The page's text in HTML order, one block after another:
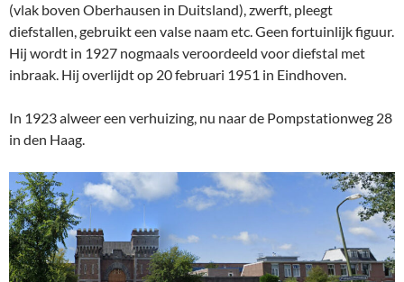
(vlak boven Oberhausen in Duitsland), zwerft, pleegt
diefstallen, gebruikt een valse naam etc. Geen fortuinlijk figuur.
Hij wordt in 1927 nogmaals veroordeeld voor diefstal met
inbraak. Hij overlijdt op 20 februari 1951 in Eindhoven.
In 1923 alweer een verhuizing, nu naar de Pompstationweg 28
in den Haag.